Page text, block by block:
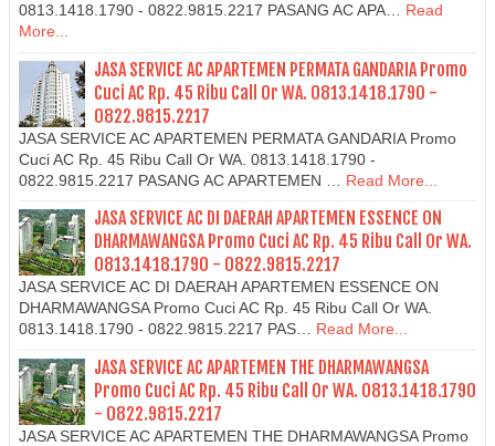
0813.1418.1790 - 0822.9815.2217 PASANG AC APA…
Read
More...
JASA SERVICE AC APARTEMEN PERMATA GANDARIA Promo
Cuci AC Rp. 45 Ribu Call Or WA. 0813.1418.1790 -
0822.9815.2217
JASA SERVICE AC APARTEMEN PERMATA GANDARIA Promo
Cuci AC Rp. 45 Ribu Call Or WA. 0813.1418.1790 -
0822.9815.2217 PASANG AC APARTEMEN …
Read More...
JASA SERVICE AC DI DAERAH APARTEMEN ESSENCE ON
DHARMAWANGSA Promo Cuci AC Rp. 45 Ribu Call Or WA.
0813.1418.1790 - 0822.9815.2217
JASA SERVICE AC DI DAERAH APARTEMEN ESSENCE ON
DHARMAWANGSA Promo Cuci AC Rp. 45 Ribu Call Or WA.
0813.1418.1790 - 0822.9815.2217 PAS…
Read More...
JASA SERVICE AC APARTEMEN THE DHARMAWANGSA
Promo Cuci AC Rp. 45 Ribu Call Or WA. 0813.1418.1790
- 0822.9815.2217
JASA SERVICE AC APARTEMEN THE DHARMAWANGSA Promo